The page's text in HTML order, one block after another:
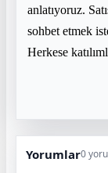
anlatıyoruz.
sohbet etmek
Herkese
Yorumlar0